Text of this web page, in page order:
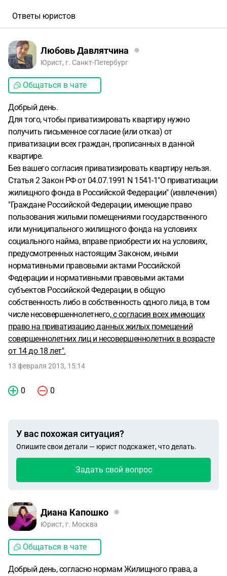
Ответы юристов
Любовь Давлятчина
Юрист, г. Санкт-Петербург
Общаться в чате
Добрый день.
Для того, чтобы приватизировать квартиру нужно
получить письменное согласие (или отказ) от
приватизации всех граждан, прописанных в данной
квартире.
Без вашего согласия приватизировать квартиру нельзя.
Статья 2 Закон РФ от 04.07.1991 N 1541-1"О приватизации
жилищного фонда в Российской Федерации" (извлечения)
"Граждане Российской Федерации, имеющие право
пользования жилыми помещениями государственного
или муниципального жилищного фонда на условиях
социального найма, вправе приобрести их на условиях,
предусмотренных настоящим Законом, иными
нормативными правовыми актами Российской
Федерации и нормативными правовыми актами
субъектов Российской Федерации, в общую
собственность либо в собственность одного лица, в том
числе несовершеннолетнего, с согласия всех имеющих
право на приватизацию данных жилых помещений
совершеннолетних лиц и несовершеннолетних в возрасте
от 14 до 18 лет".
13 февраля 2013, 15:14
0 0
У вас похожая ситуация?
Опишите свои детали — юрист подскажет, что делать.
Задать свой вопрос
Диана Капошко
Юрист, г. Москва
Общаться в чате
Добрый день, согласно нормам Жилищного права, а